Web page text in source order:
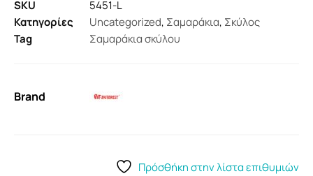
SKU
5451-L
Κατηγορίες
Uncategorized, Σαμαράκια, Σκύλος
Tag
Σαμαράκια σκύλου
Brand
Πρόσθήκη στην λίστα επιθυμιών